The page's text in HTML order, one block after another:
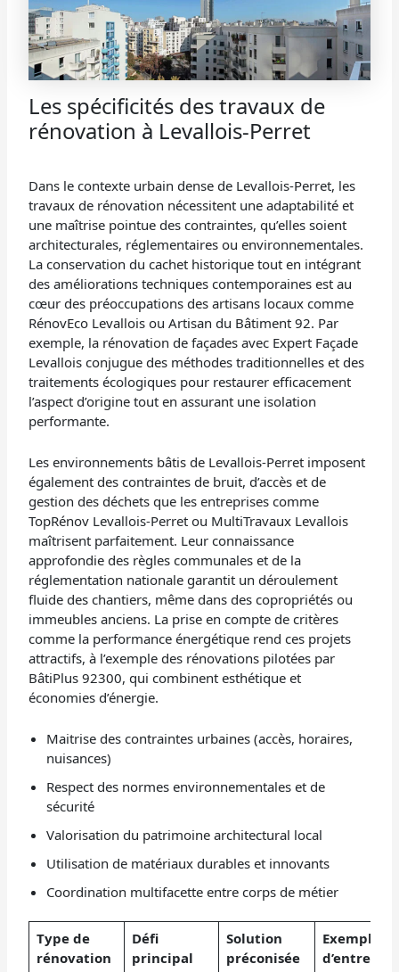
Les spécificités des travaux de
rénovation à Levallois-Perret
Dans le contexte urbain dense de Levallois-Perret, les
travaux de rénovation nécessitent une adaptabilité et
une maîtrise pointue des contraintes, qu’elles soient
architecturales, réglementaires ou environnementales.
La conservation du cachet historique tout en intégrant
des améliorations techniques contemporaines est au
cœur des préoccupations des artisans locaux comme
RénovEco Levallois ou Artisan du Bâtiment 92. Par
exemple, la rénovation de façades avec Expert Façade
Levallois conjugue des méthodes traditionnelles et des
traitements écologiques pour restaurer efficacement
l’aspect d’origine tout en assurant une isolation
performante.
Les environnements bâtis de Levallois-Perret imposent
également des contraintes de bruit, d’accès et de
gestion des déchets que les entreprises comme
TopRénov Levallois-Perret ou MultiTravaux Levallois
maîtrisent parfaitement. Leur connaissance
approfondie des règles communales et de la
réglementation nationale garantit un déroulement
fluide des chantiers, même dans des copropriétés ou
immeubles anciens. La prise en compte de critères
comme la performance énergétique rend ces projets
attractifs, à l’exemple des rénovations pilotées par
BâtiPlus 92300, qui combinent esthétique et
économies d’énergie.
Maitrise des contraintes urbaines (accès, horaires,
nuisances)
Respect des normes environnementales et de
sécurité
Valorisation du patrimoine architectural local
Utilisation de matériaux durables et innovants
Coordination multifacette entre corps de métier
Type de
rénovation
Défi
principal
Solution
préconisée
Exemple